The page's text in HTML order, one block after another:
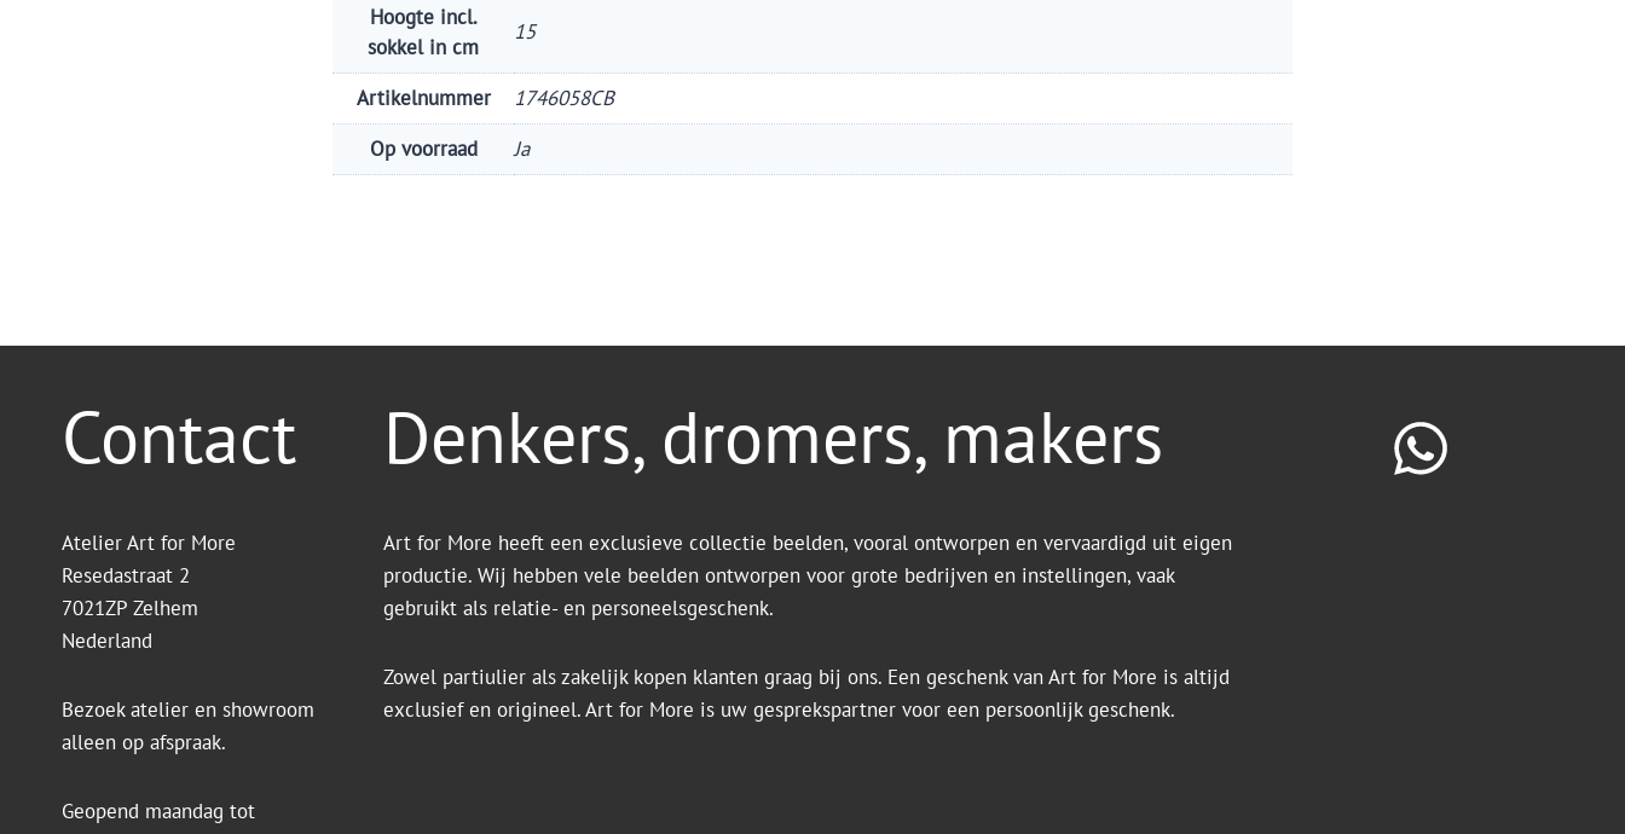
Hoogte incl.
sokkel in cm
15
Artikelnummer
1746058CB
Op voorraad
Ja
Contact
Atelier Art for More
Resedastraat 2
7021ZP Zelhem
Nederland
Bezoek atelier en showroom
alleen op afspraak.
Geopend maandag tot
Denkers, dromers, makers
Art for More heeft een exclusieve collectie beelden, vooral ontworpen en vervaardigd uit eigen
productie. Wij hebben vele beelden ontworpen voor grote bedrijven en instellingen, vaak
gebruikt als relatie- en personeelsgeschenk.
Zowel partiulier als zakelijk kopen klanten graag bij ons. Een geschenk van Art for More is altijd
exclusief en origineel. Art for More is uw gesprekspartner voor een persoonlijk geschenk.